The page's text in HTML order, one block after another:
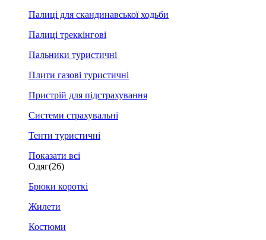
Палиці для скандинавської ходьби
Палиці треккінгові
Пальники туристичні
Плити газові туристичні
Пристрій для підстрахування
Системи страхувальні
Тенти туристичні
Показати всі
Одяг(26)
Брюки короткі
Жилети
Костюми